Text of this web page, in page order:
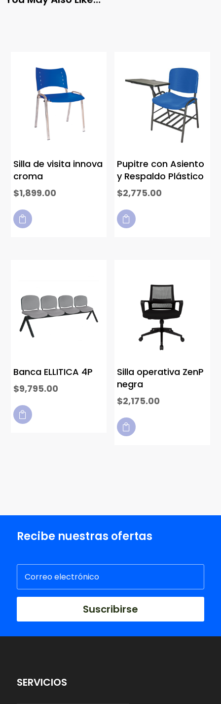
Silla de visita innova
croma
$1,899.00

Pupitre con Asiento
y Respaldo Plástico
$2,775.00

Banca ELLITICA 4P
$9,795.00

Silla operativa ZenP
negra
$2,175.00

Recibe nuestras ofertas
Suscribirse
SERVICIOS